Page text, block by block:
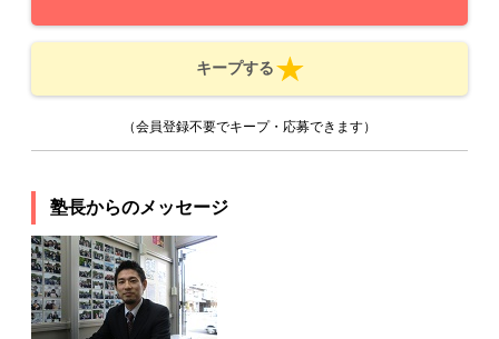
キープする
（会員登録不要でキープ・応募できます）
塾長からのメッセージ